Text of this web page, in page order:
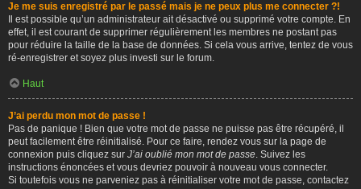
Je me suis enregistré par le passé mais je ne peux plus me connecter ?!
Il est possible qu’un administrateur ait désactivé ou supprimé votre compte. En
effet, il est courant de supprimer régulièrement les membres ne postant pas
pour réduire la taille de la base de données. Si cela vous arrive, tentez de vous
ré-enregistrer et soyez plus investi sur le forum.
Haut
J’ai perdu mon mot de passe !
Pas de panique ! Bien que votre mot de passe ne puisse pas être récupéré, il
peut facilement être réinitialisé. Pour ce faire, rendez vous sur la page de
connexion puis cliquez sur J’ai oublié mon mot de passe. Suivez les
instructions énoncées et vous devriez pouvoir à nouveau vous connecter.
Si toutefois vous ne parveniez pas à réinitialiser votre mot de passe, contactez